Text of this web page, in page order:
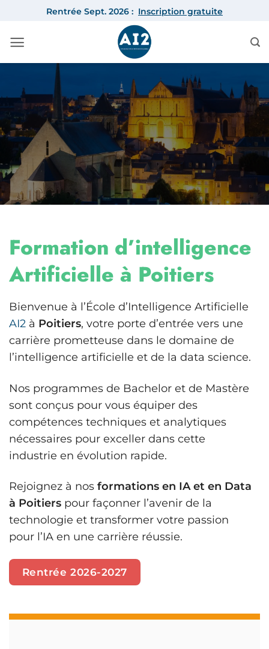
contenu
Rentrée Sept. 2026 : Inscription gratuite
Formation d’intelligence
Artificielle à Poitiers
Bienvenue à l’École d’Intelligence Artificielle
AI2 à Poitiers, votre porte d’entrée vers une
carrière prometteuse dans le domaine de
l’intelligence artificielle et de la data science.
Nos programmes de Bachelor et de Mastère
sont conçus pour vous équiper des
compétences techniques et analytiques
nécessaires pour exceller dans cette
industrie en évolution rapide.
Rejoignez à nos formations en IA et en Data
à Poitiers pour façonner l’avenir de la
technologie et transformer votre passion
pour l’IA en une carrière réussie.
Rentrée 2026-2027